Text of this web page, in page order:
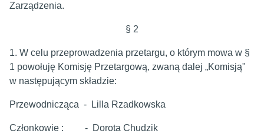
Zarządzenia.
§ 2
1. W celu przeprowadzenia przetargu, o którym mowa w §
1 powołuję Komisję Przetargową, zwaną dalej „Komisją"
w następującym składzie:
Przewodnicząca - Lilla Rzadkowska
Członkowie : - Dorota Chudzik